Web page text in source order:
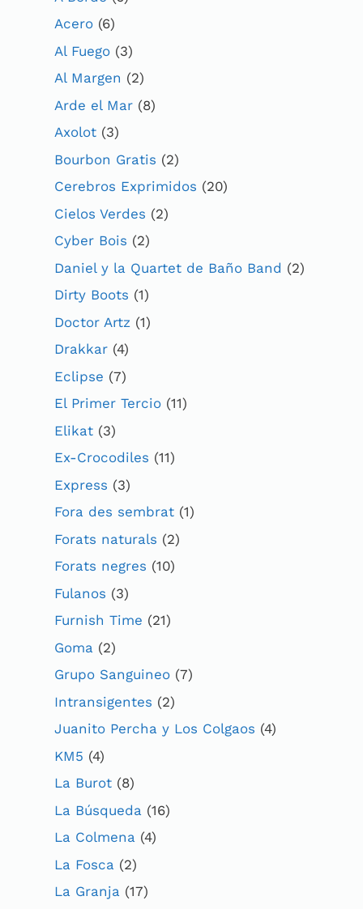
Acero (6)
Al Fuego (3)
Al Margen (2)
Arde el Mar (8)
Axolot (3)
Bourbon Gratis (2)
Cerebros Exprimidos (20)
Cielos Verdes (2)
Cyber Bois (2)
Daniel y la Quartet de Baño Band (2)
Dirty Boots (1)
Doctor Artz (1)
Drakkar (4)
Eclipse (7)
El Primer Tercio (11)
Elikat (3)
Ex-Crocodiles (11)
Express (3)
Fora des sembrat (1)
Forats naturals (2)
Forats negres (10)
Fulanos (3)
Furnish Time (21)
Goma (2)
Grupo Sanguineo (7)
Intransigentes (2)
Juanito Percha y Los Colgaos (4)
KM5 (4)
La Burot (8)
La Búsqueda (16)
La Colmena (4)
La Fosca (2)
La Granja (17)